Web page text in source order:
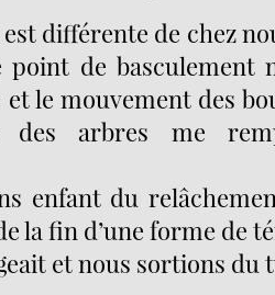
différente de chez
point de basculement
le mouvement des
des arbres me
enfant du
la fin d’une forme de
et nous sortions du